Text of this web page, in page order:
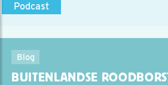
Podcast
Blog
BUITENLANDSE